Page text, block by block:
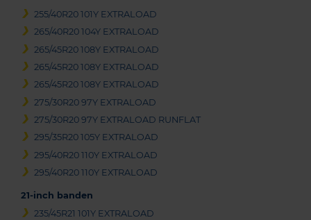
255/40R20 101Y EXTRALOAD
265/40R20 104Y EXTRALOAD
265/45R20 108Y EXTRALOAD
265/45R20 108Y EXTRALOAD
265/45R20 108Y EXTRALOAD
275/30R20 97Y EXTRALOAD
275/30R20 97Y EXTRALOAD RUNFLAT
295/35R20 105Y EXTRALOAD
295/40R20 110Y EXTRALOAD
295/40R20 110Y EXTRALOAD
21-inch banden
235/45R21 101Y EXTRALOAD